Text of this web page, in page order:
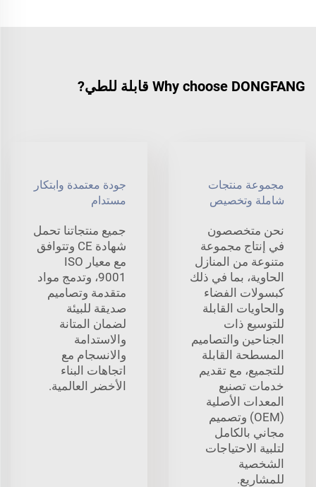
Why choose DONGFANG قابلة للطي?
مجموعة منتجات
شاملة وتخصيص
نحن متخصصون
في إنتاج مجموعة
متنوعة من المنازل
الحاوية، بما في ذلك
كبسولات الفضاء
والحاويات القابلة
للتوسيع ذات
الجناحين والتصاميم
المسطحة القابلة
للتجميع، مع تقديم
خدمات تصنيع
المعدات الأصلية
(OEM) وتصميم
مجاني بالكامل
لتلبية الاحتياجات
الشخصية
للمشاريع.
جودة معتمدة وابتكار
مستدام
جميع منتجاتنا تحمل
شهادة CE وتتوافق
مع معيار ISO
9001، وتدمج مواد
متقدمة وتصاميم
صديقة للبيئة
لضمان المتانة
والاستدامة
والانسجام مع
اتجاهات البناء
الأخضر العالمية.